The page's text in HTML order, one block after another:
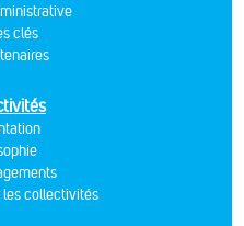
clés
les collectivités